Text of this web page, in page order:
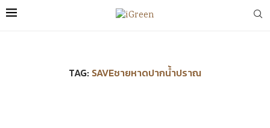
TAG: SAVEชายหาดปากน้ำปราณ